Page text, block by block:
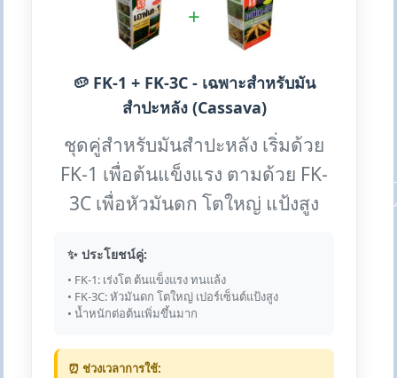
+
🥔 FK-1 + FK-3C - เฉพาะสำหรับมัน
สำปะหลัง (Cassava)
ชุดคู่สำหรับมันสำปะหลัง เริ่มด้วย
FK-1 เพื่อต้นแข็งแรง ตามด้วย FK-
3C เพื่อหัวมันดก โตใหญ่ แป้งสูง
✨ ประโยชน์คู่:
• FK-1: เร่งโต ต้นแข็งแรง ทนแล้ง
• FK-3C: หัวมันดก โตใหญ่ เปอร์เซ็นต์แป้งสูง
• น้ำหนักต่อต้นเพิ่มขึ้นมาก
⏰ ช่วงเวลาการใช้: